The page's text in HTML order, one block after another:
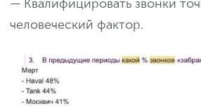
— Квалифицировать звонки
человеческий фактор.